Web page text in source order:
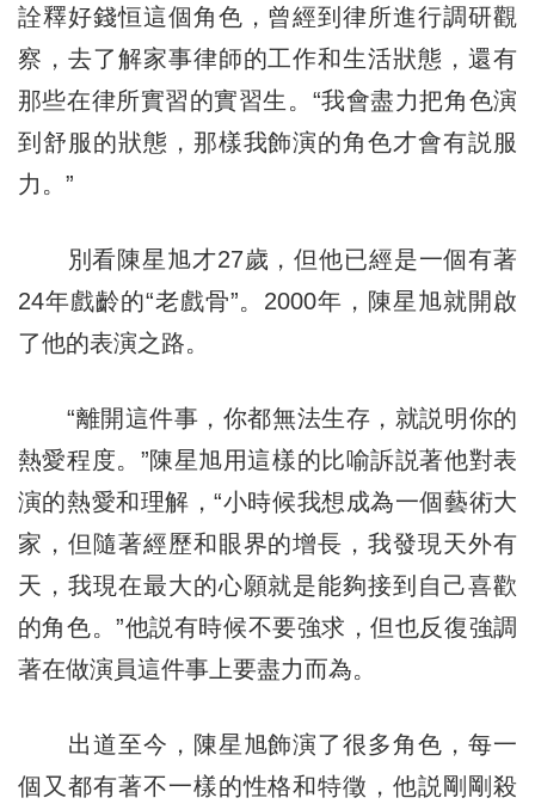
詮釋好錢恒這個角色，曾經到律所進行調研觀
察，去了解家事律師的工作和生活狀態，還有
那些在律所實習的實習生。“我會盡力把角色演
到舒服的狀態，那樣我飾演的角色才會有説服
力。”
別看陳星旭才27歲，但他已經是一個有著
24年戲齡的“老戲骨”。2000年，陳星旭就開啟
了他的表演之路。
“離開這件事，你都無法生存，就説明你的
熱愛程度。”陳星旭用這樣的比喻訴説著他對表
演的熱愛和理解，“小時候我想成為一個藝術大
家，但隨著經歷和眼界的增長，我發現天外有
天，我現在最大的心願就是能夠接到自己喜歡
的角色。”他説有時候不要強求，但也反復強調
著在做演員這件事上要盡力而為。
出道至今，陳星旭飾演了很多角色，每一
個又都有著不一樣的性格和特徵，他説剛剛殺